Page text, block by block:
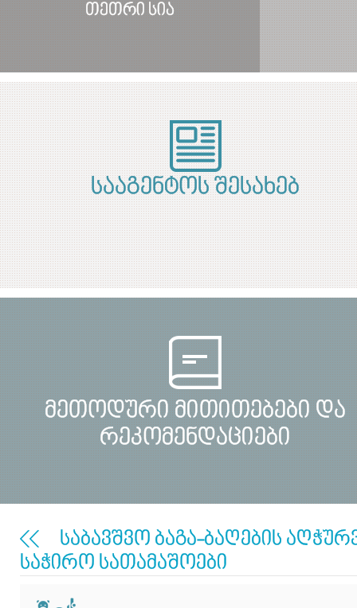
თეთრი სია
სააგენტოს შესახებ
მეთოდური მითითებები და
რეკომენდაციები
საბავშვო ბაგა-ბაღების
საჭირო სათამაშოები